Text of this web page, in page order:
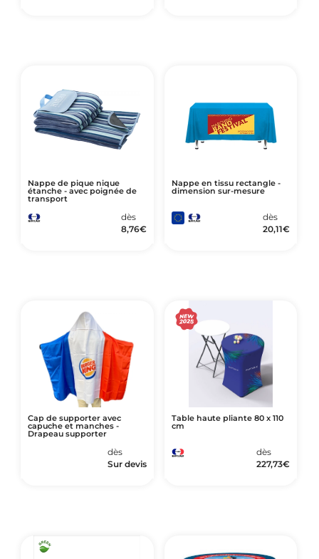
Nappe de pique nique
étanche - avec poignée de
transport
dès
8,76€
Nappe en tissu rectangle -
dimension sur-mesure
dès
20,11€
Cap de supporter avec
capuche et manches -
Drapeau supporter
dès
Sur devis
Table haute pliante 80 x 110
cm
dès
227,73€